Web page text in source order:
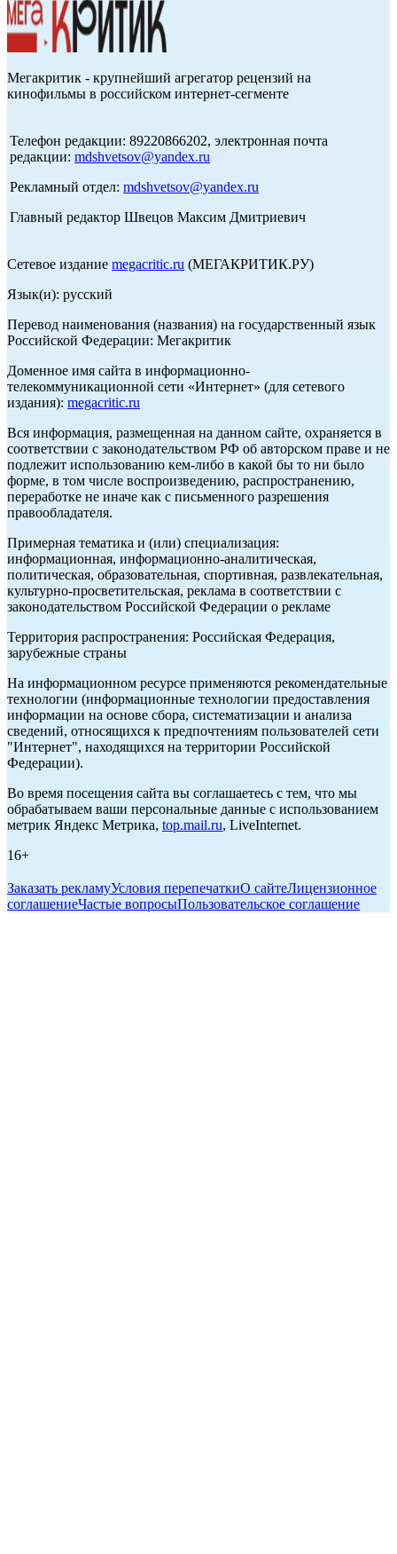
Мегакритик - крупнейший агрегатор рецензий на
кинофильмы в российском интернет-сегменте
Телефон редакции: 89220866202, электронная почта
редакции: mdshvetsov@yandex.ru
Рекламный отдел: mdshvetsov@yandex.ru
Главный редактор Швецов Максим Дмитриевич
Сетевое издание megacritic.ru (МЕГАКРИТИК.РУ)
Язык(и): русский
Перевод наименования (названия) на государственный язык
Российской Федерации: Мегакритик
Доменное имя сайта в информационно-
телекоммуникационной сети «Интернет» (для сетевого
издания): megacritic.ru
Вся информация, размещенная на данном сайте, охраняется в
соответствии с законодательством РФ об авторском праве и не
подлежит использованию кем-либо в какой бы то ни было
форме, в том числе воспроизведению, распространению,
переработке не иначе как с письменного разрешения
правообладателя.
Примерная тематика и (или) специализация:
информационная, информационно-аналитическая,
политическая, образовательная, спортивная, развлекательная,
культурно-просветительская, реклама в соответствии с
законодательством Российской Федерации о рекламе
Территория распространения: Российская Федерация,
зарубежные страны
На информационном ресурсе применяются рекомендательные
технологии (информационные технологии предоставления
информации на основе сбора, систематизации и анализа
сведений, относящихся к предпочтениям пользователей сети
"Интернет", находящихся на территории Российской
Федерации).
Во время посещения сайта вы соглашаетесь с тем, что мы
обрабатываем ваши персональные данные с использованием
метрик Яндекс Метрика, top.mail.ru, LiveInternet.
16+
Заказать рекламуУсловия перепечаткиО сайтеЛицензионное
соглашениеЧастые вопросыПользовательское соглашение